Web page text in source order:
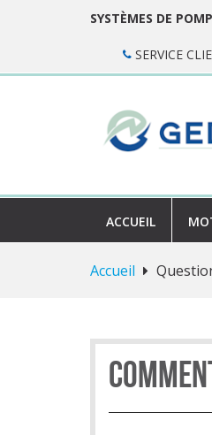
SYSTÈMES DE
SERVICE
ACCUEIL
Accueil